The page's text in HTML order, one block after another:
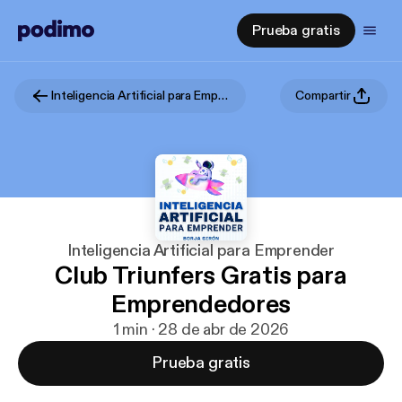
Prueba gratis
Inteligencia Artificial para Emprender Compartir
Inteligencia Artificial para Emprender
Club Triunfers Gratis para
Emprendedores
1 min · 28 de abr de 2026
Prueba gratis